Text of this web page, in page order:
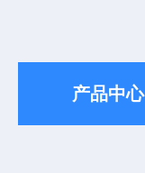
产品中心